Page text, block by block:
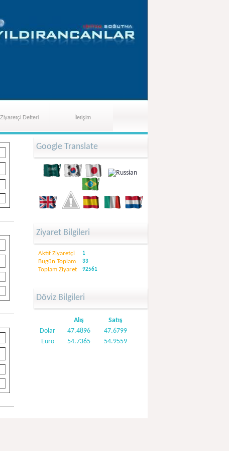
Ziyaretçi Defteri İletişim
Google Translate
Ziyaret Bilgileri
Aktif Ziyaretçi 1
Bugün Toplam 33
Toplam Ziyaret 92561
Döviz Bilgileri
Alış
Satış
Dolar
47.4896
47.6799
Euro
54.7365 54.9559